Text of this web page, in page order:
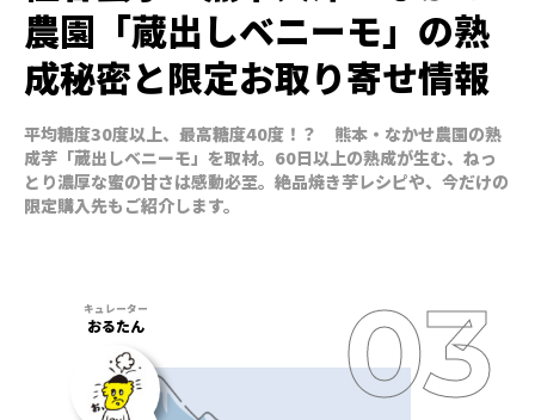
農園「蔵出しベニーモ」の熟
成秘密と限定お取り寄せ情報
平均糖度30度以上、最高糖度40度！？ 熊本・なかせ農園の熟
成芋「蔵出しベニーモ」を取材。60日以上の熟成が生む、ねっ
とり濃厚な蜜の甘さは感動必至。絶品焼き芋レシピや、今だけの
限定購入先もご紹介します。
おるたん